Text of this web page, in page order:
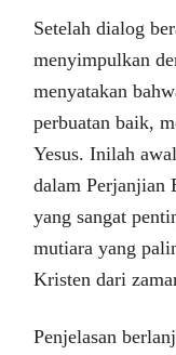
Setelah dialog
menyimpulkan
menyatakan
perbuatan baik,
Yesus. Inilah
dalam Perjanjian
yang sangat
mutiara yang
Kristen dari
Penjelasan